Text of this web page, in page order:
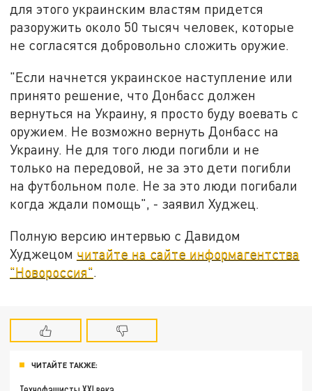
для этого украинским властям придется
разоружить около 50 тысяч человек, которые
не согласятся добровольно сложить оружие.
"Если начнется украинское наступление или
принято решение, что Донбасс должен
вернуться на Украину, я просто буду воевать с
оружием. Не возможно вернуть Донбасс на
Украину. Не для того люди погибли и не
только на передовой, не за это дети погибли
на футбольном поле. Не за это люди погибали
когда ждали помощь", - заявил Худжец.
Полную версию интервью с Давидом
Худжецом читайте на сайте информагентства
"Новороссия".
ЧИТАЙТЕ ТАКЖЕ: